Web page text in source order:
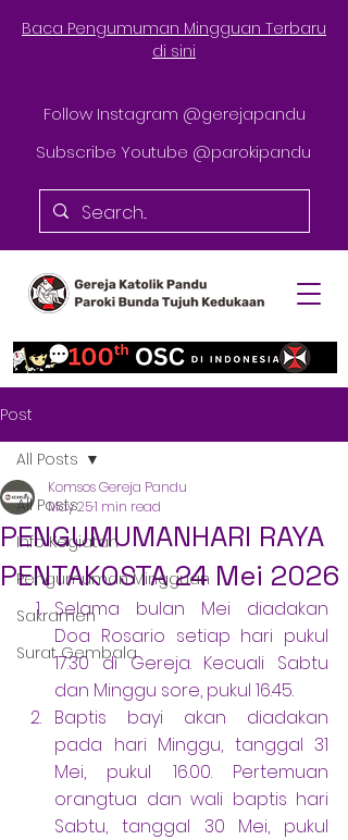
Baca Pengumuman Mingguan Terbaru
di sini
Follow Instagram @gerejapandu
Subscribe Youtube @parokipandu
Post
All Posts
Info Kegiatan
Pengumuman Mingguan
Sakramen
Surat Gembala
All Posts
PENGUMUMANHARI RAYA
PENTAKOSTA 24 Mei 2026
Komsos Gereja Pandu
May 251 min read
Selama bulan Mei diadakan
Doa Rosario setiap hari pukul
17.30 di Gereja. Kecuali Sabtu
dan Minggu sore, pukul 16.45.
Baptis bayi akan diadakan
pada hari Minggu, tanggal 31
Mei, pukul 16.00. Pertemuan
orangtua dan wali baptis hari
Sabtu, tanggal 30 Mei, pukul